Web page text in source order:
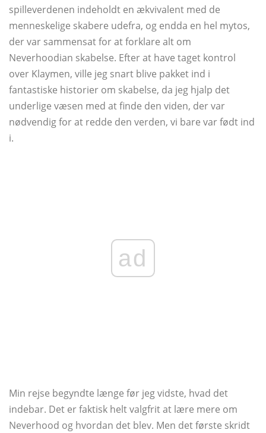
spilleverdenen indeholdt en ækvivalent med de
menneskelige skabere udefra, og endda en hel mytos,
der var sammensat for at forklare alt om
Neverhoodian skabelse. Efter at have taget kontrol
over Klaymen, ville jeg snart blive pakket ind i
fantastiske historier om skabelse, da jeg hjalp det
underlige væsen med at finde den viden, der var
nødvendig for at redde den verden, vi bare var født ind
i.
ad
Min rejse begyndte længe før jeg vidste, hvad det
indebar. Det er faktisk helt valgfrit at lære mere om
Neverhood og hvordan det blev. Men det første skridt